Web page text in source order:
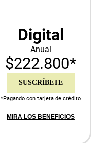
Digital
Anual
$222.800*
SUSCRÍBETE
*Pagando con tarjeta de crédito
MIRA LOS BENEFICIOS